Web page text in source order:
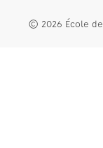
© 2026 École